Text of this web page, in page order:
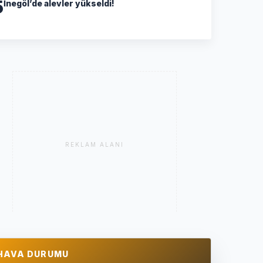
İnegöl’de alevler yükseldi!
REKLAM ALANI
DURUMU